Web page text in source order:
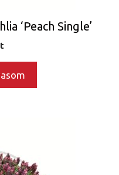
‘Peach Single’